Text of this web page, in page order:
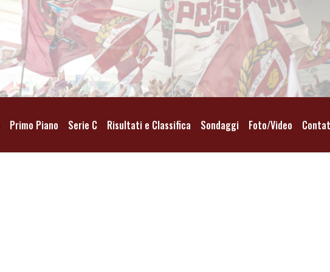
Primo Piano Serie C Risultati e Classifica Sondaggi Foto/Video